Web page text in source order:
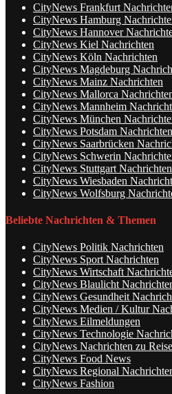
CityNews Frankfurt
CityNews Hamburg
CityNews Hannover
CityNews Kiel Nachrichten
CityNews Köln Nachrichten
CityNews Magdeburg
CityNews Mainz Nachrichten
CityNews Mallorca
CityNews Mannheim
CityNews München
CityNews Potsdam Nachrichten
CityNews Saarbrücken
CityNews Schwerin
CityNews Stuttgart Nachrichten
CityNews Wiesbaden
CityNews Wolfsburg
Beliebte Nachrichten & Themen
CityNews Politik Nachrichten
CityNews Sport Nachrichten
CityNews Wirtschaft
CityNews Blaulicht
CityNews Gesundheit
CityNews Medien / Kultur
CityNews Eilmeldungen
CityNews Technologie
CityNews Nachrichten zu
CityNews Food News
CityNews Regional
CityNews Fashion